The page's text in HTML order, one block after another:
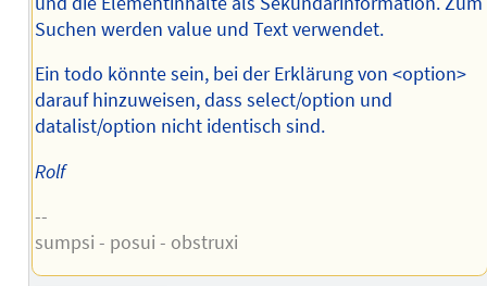
Suchen werden value und Text verwendet.
Ein todo könnte sein, bei der Erklärung von <option>
darauf hinzuweisen, dass select/option und
datalist/option nicht identisch sind.
Rolf
--
sumpsi - posui - obstruxi